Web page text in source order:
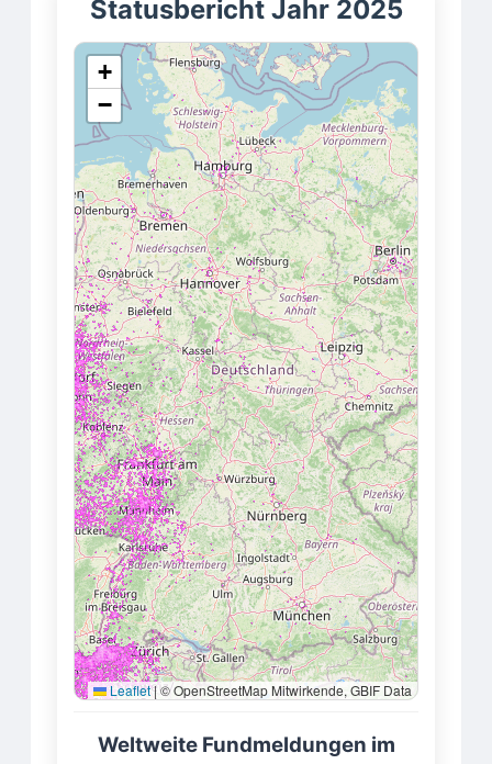
Statusbericht Jahr 2025
+
−
Leaflet|© OpenStreetMap Mitwirkende, GBIF Data
Weltweite Fundmeldungen im